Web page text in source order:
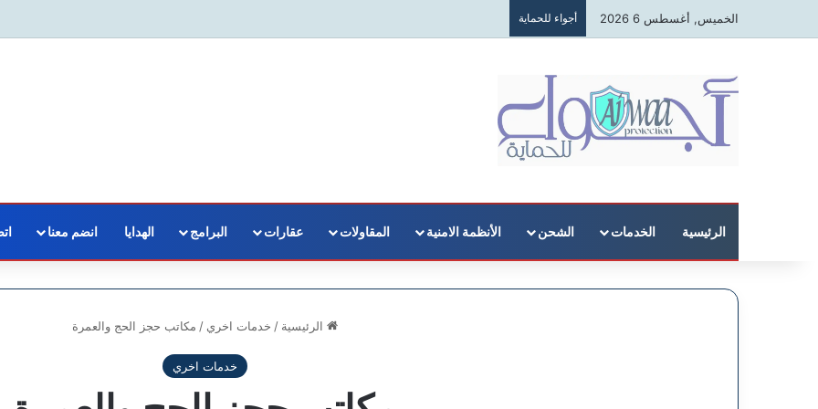
الخميس, أغسطس 6 2026 أجواء للحماية
الرئيسية الخدمات الشحن الأنظمة الامنية المقاولات عقارات البرامج الهدايا انضم معنا
الرئيسية / خدمات اخري / مكاتب حجز الحج والعمرة
خدمات اخري